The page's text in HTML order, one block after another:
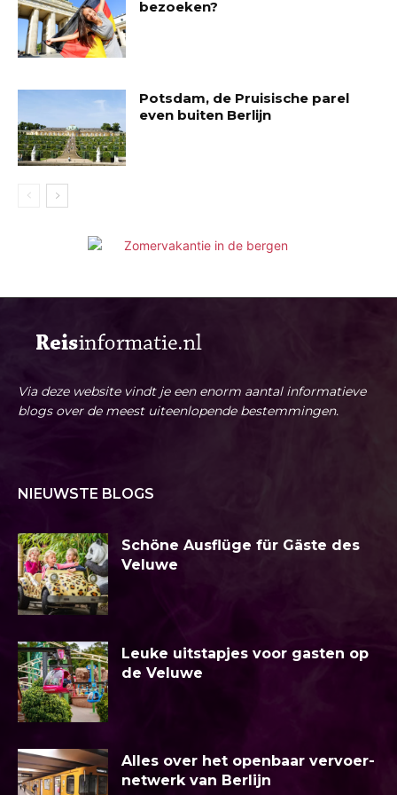
bezoeken?
Potsdam, de Pruisische parel
even buiten Berlijn
Via deze website vindt je een enorm aantal informatieve
blogs over de meest uiteenlopende bestemmingen.
NIEUWSTE BLOGS
Schöne Ausflüge für Gäste des
Veluwe
Leuke uitstapjes voor gasten op
de Veluwe
Alles over het openbaar vervoer-
netwerk van Berlijn